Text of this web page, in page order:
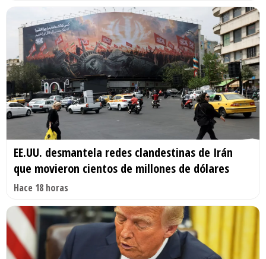
EE.UU. desmantela redes clandestinas de Irán
que movieron cientos de millones de dólares
Hace 18 horas